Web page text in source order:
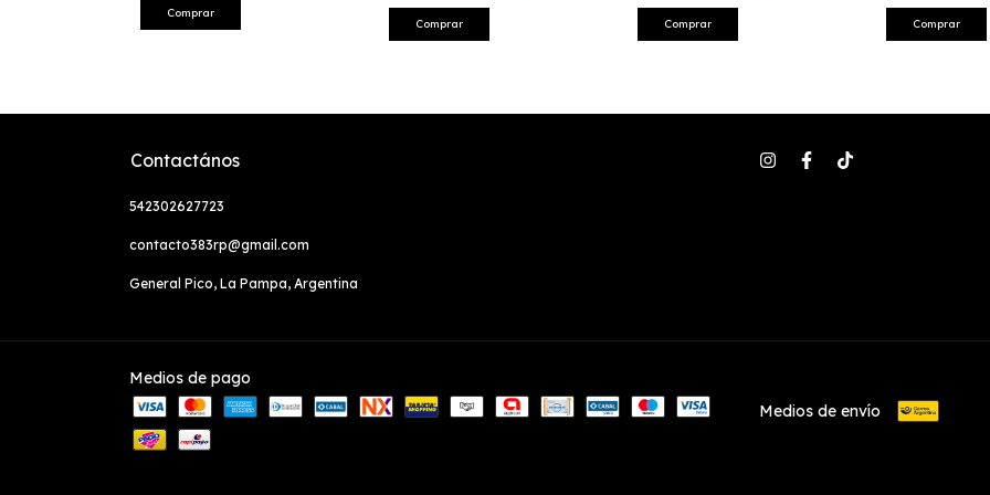
Comprar
Comprar Comprar Comprar
Contactános
542302627723
contacto383rp@gmail.com
General Pico, La Pampa, Argentina
Medios de pago
Medios de envío